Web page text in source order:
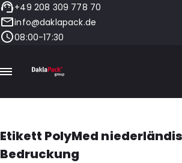
+49 208 309 778 70
info@daklapack.de
08:00-17:30
Etikett PolyMed
Bedruckung